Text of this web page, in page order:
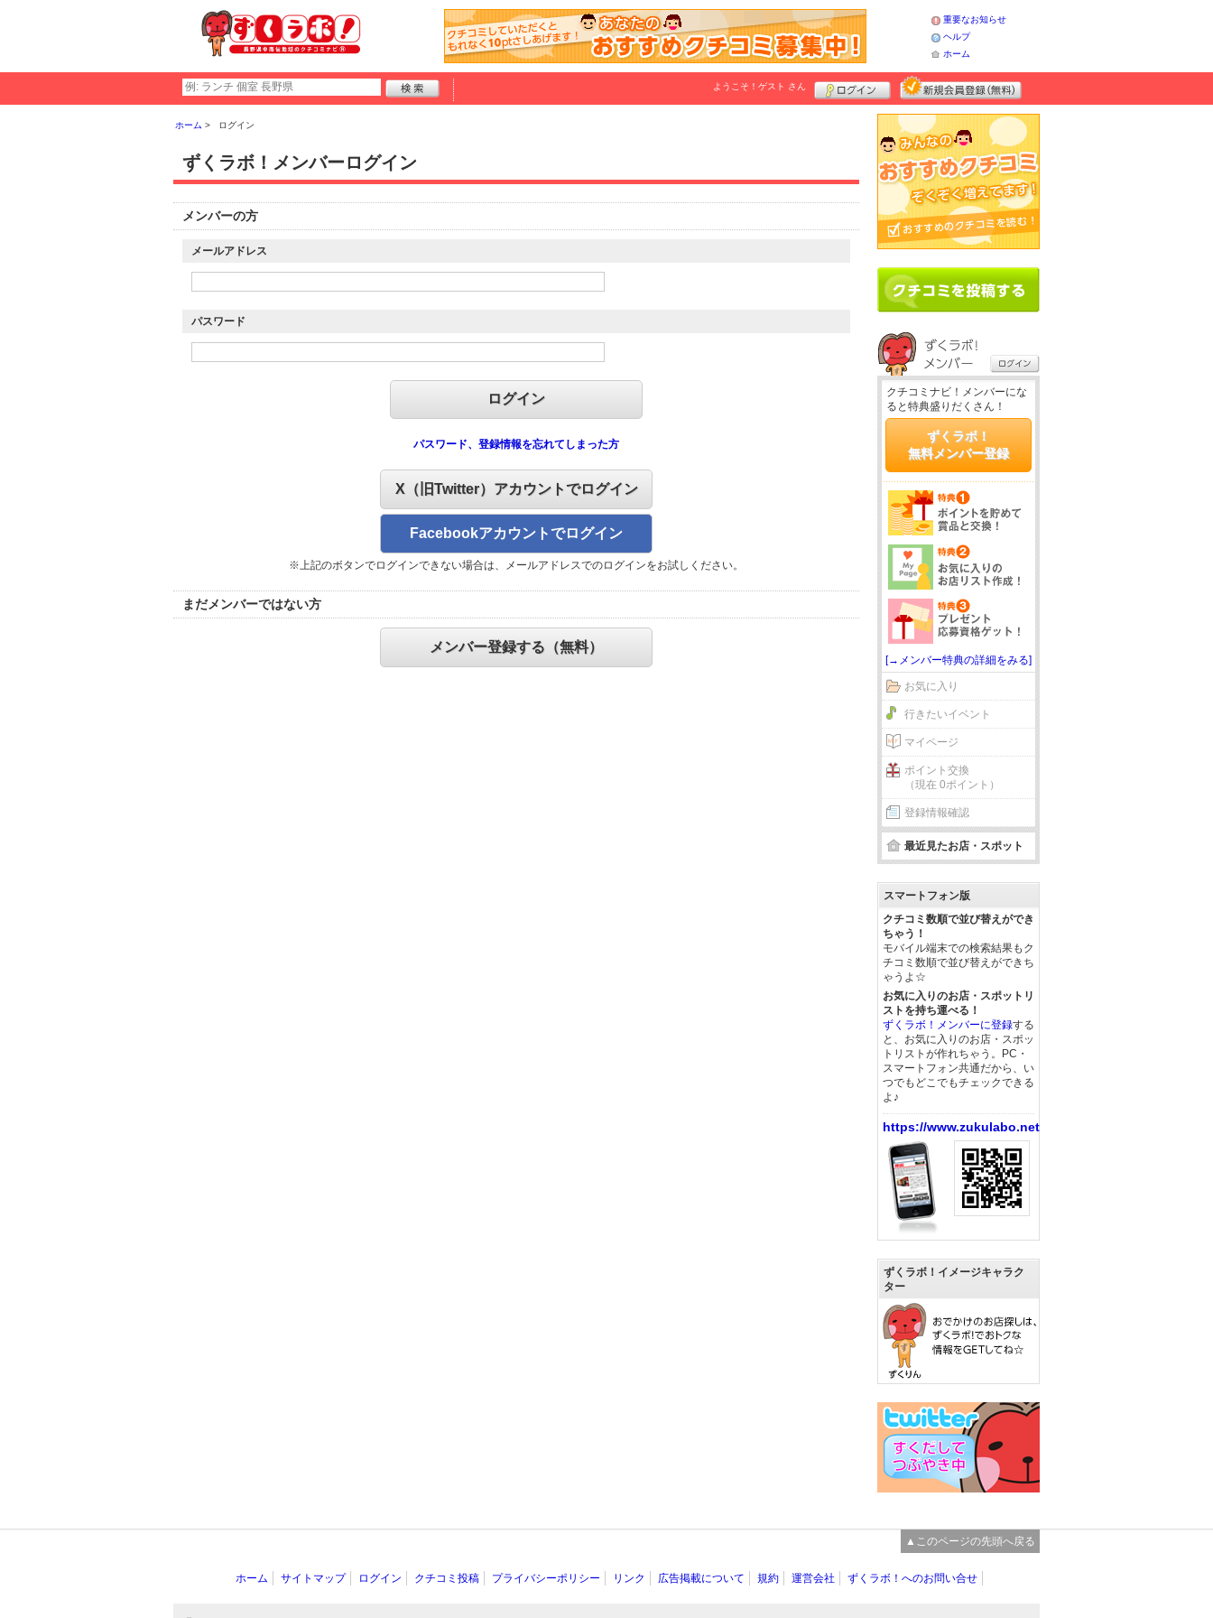
重要なお知らせ
ヘルプ
ホーム
ようこそ！ ゲスト さん
ホーム ログイン
ずくラボ！メンバーログイン
メンバーの方
メールアドレス
パスワード
パスワード、登録情報を忘れてしまった方
X（旧Twitter）アカウントでログイン
Facebookアカウントでログイン
※上記のボタンでログインできない場合は、メールアドレスでのログインをお試しください。
まだメンバーではない方
メンバー登録する（無料）
クチコミナビ！メンバーにな
ると特典盛りだくさん！
ずくラボ！
無料メンバー登録
[→メンバー特典の詳細をみる]
お気に入り
行きたいイベント
マイページ
ポイント交換
（現在 0ポイント）
登録情報確認
最近見たお店・スポット
スマートフォン版
クチコミ数順で並び替えができ
ちゃう！
モバイル端末での検索結果もク
チコミ数順で並び替えができち
ゃうよ☆
お気に入りのお店・スポットリ
ストを持ち運べる！
ずくラボ！メンバーに登録する
と、お気に入りのお店・スポッ
トリストが作れちゃう。PC・
スマートフォン共通だから、い
つでもどこでもチェックできる
よ♪
https://www.zukulabo.net/
ずくラボ！イメージキャラク
ター
▲このページの先頭へ戻る
ホーム サイトマップ ログイン クチコミ投稿 プライバシーポリシー リンク 広告掲載について 規約 運営会社 ずくラボ！へのお問い合せ